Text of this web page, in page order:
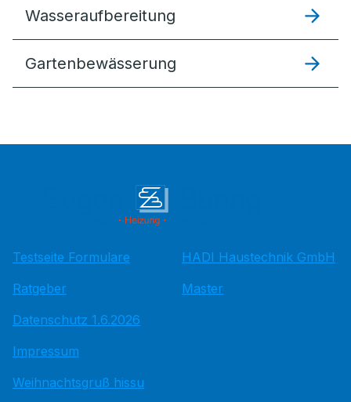
Wasseraufbereitung
Gartenbewässerung
Testseite Formulare
Ratgeber
Datenschutz 1.6.2026
Impressum
Weihnachtsgruß hissu
HADI Haustechnik GmbH
Master